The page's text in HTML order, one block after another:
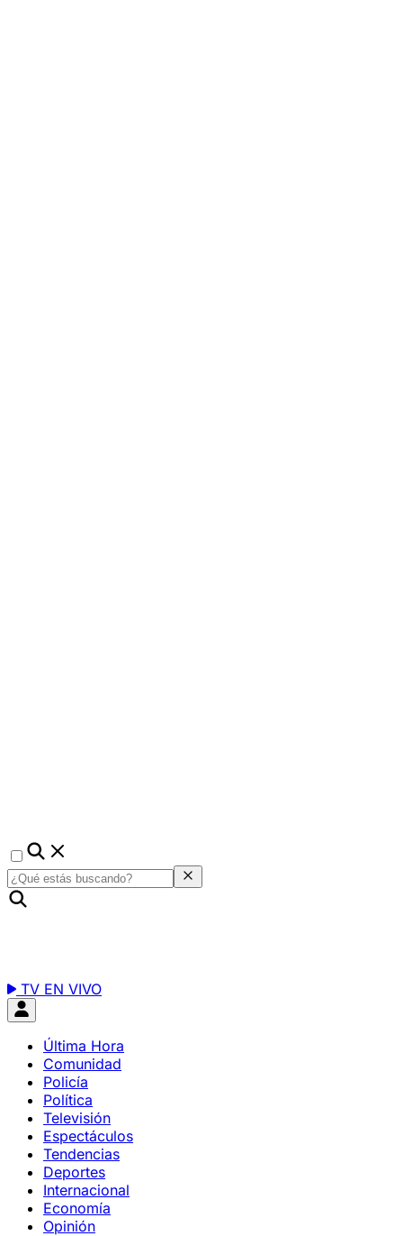
TV EN VIVO
Última Hora
Comunidad
Policía
Política
Televisión
Espectáculos
Tendencias
Deportes
Internacional
Economía
Opinión